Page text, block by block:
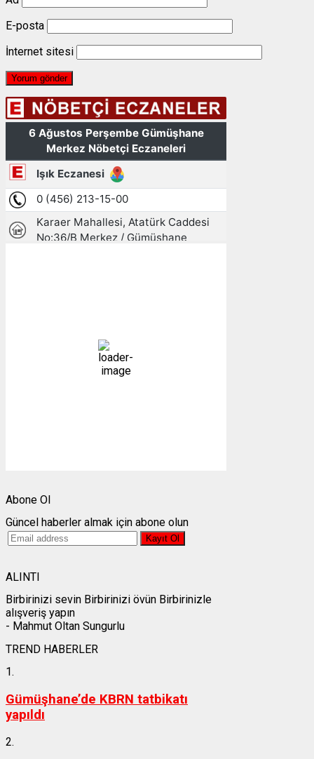
E-posta
İnternet sitesi
46 %
1012 mb
Abone Ol
Güncel haberler almak için abone olun
ALINTI
Birbirinizi sevin Birbirinizi övün Birbirinizle
alışveriş yapın
- Mahmut Oltan Sungurlu
TREND HABERLER
1.
Gümüşhane’de KBRN tatbikatı
yapıldı
2.